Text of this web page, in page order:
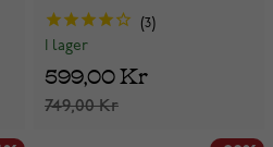
3
I lager
749,00 Kr
599,00 Kr